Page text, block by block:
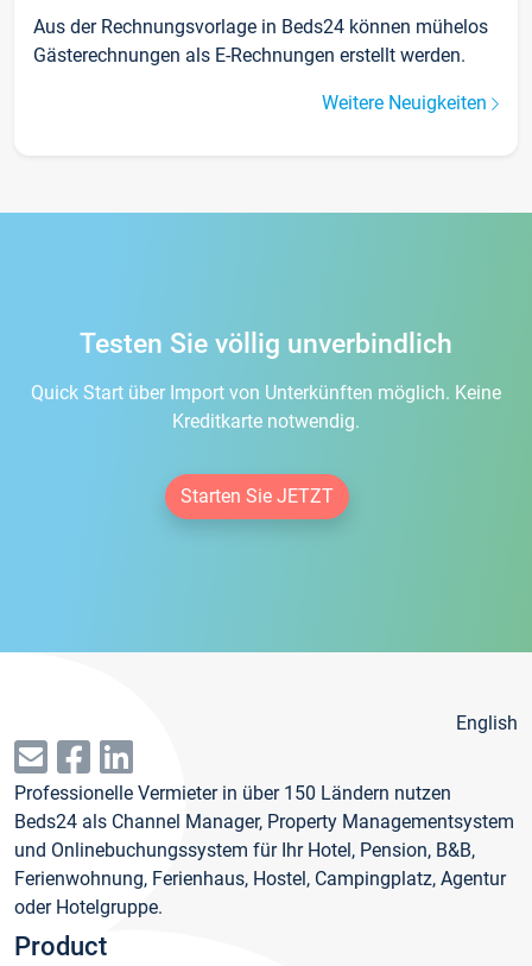
Aus der Rechnungsvorlage in Beds24 können mühelos
Gästerechnungen als E-Rechnungen erstellt werden.
Weitere Neuigkeiten
Testen Sie völlig unverbindlich
Quick Start über Import von Unterkünften möglich. Keine
Kreditkarte notwendig.
Starten Sie JETZT
English
Professionelle Vermieter in über 150 Ländern nutzen
Beds24 als Channel Manager, Property Managementsystem
und Onlinebuchungssystem für Ihr Hotel, Pension, B&B,
Ferienwohnung, Ferienhaus, Hostel, Campingplatz, Agentur
oder Hotelgruppe.
Product